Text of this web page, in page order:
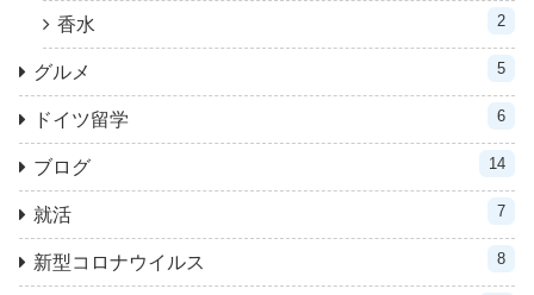
香水 2
グルメ 5
ドイツ留学 6
ブログ 14
就活 7
新型コロナウイルス 8